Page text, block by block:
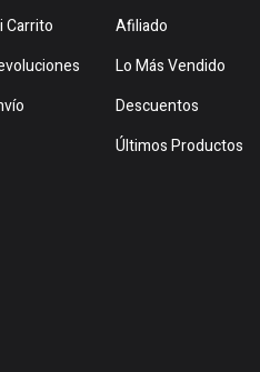
Carrito
Afiliado
Lo Más Vendido
Descuentos
Últimos Productos